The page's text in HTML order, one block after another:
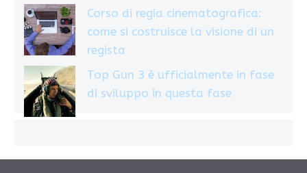
Corso di regia cinematografica:
come si costruisce la visione di un
regista
Top Gun 3 è ufficialmente in fase
di sviluppo in questa fase